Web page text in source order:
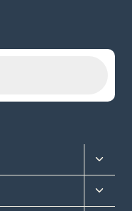
menu
filho
menu